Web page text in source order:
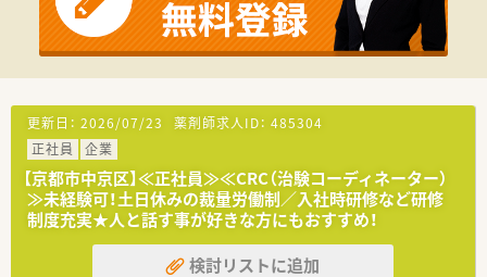
更新日： 2026/07/23 薬剤師求人ID： 485304
正社員
企業
【京都市中京区】≪正社員≫≪CRC（治験コーディネーター）
≫未経験可！土日休みの裁量労働制／入社時研修など研修
制度充実★人と話す事が好きな方にもおすすめ！
検討リストに追加